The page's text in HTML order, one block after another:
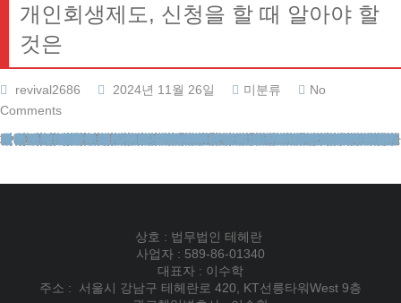
개인회생제도, 신청을 할 때 알아야 할
것은
revival2686 2024년 11월 26일 미분류
No
Comments
안녕하세요. 법무법인 테헤란입니다. 채무로 인한 고통은 단순한 금전적 어려움을 넘어 일상의 모든 영역에 깊은 상처를 남깁니다. 특히 현대 사회에서는 모바일 결제 수단의 제한이 발생하면 정상적인 생활 자체가 어려워질 수 있습니다. 이러한 상황에서 법적 절차를 통한 재기의 기회를 제공하는 개인회생제도는 많은 이들에게 희망이 되고 있습니다. 개인회생제도신청 채무 상환 독촉에서 벗어나 새로운 시작을 준비할 수 있는 이 제도는, 36개월에서 60개월 동안 성실하게 변제를 이행하면 남은 채무를 해소할 수 있는 기회를 제공합니다.
디지털 금융시대의 계좌 제한과 그 해결방안
현대인의 일상에서 전자 결제 수단은 필수품이 되었습니다. 현금 없는 사회로 빠르게 전환되는 가운데, 연결 계좌에 제한 조치가 이루어지면 온라인 쇼핑은 물론 대중교통 이용까지 제약을 받게 됩니다. 더구나 급여 계좌가 제한되면 정상적인 경제활동 자체가 불가능해질 수 있습니다. 이러한 상황에서 법원의 보호를 받으며 체계적으로 채무를 정리할 수 있는 채무조정 절차의 중요성이 더욱 부각되고 있습니다.
재무상태 개선을 위한 합법적 방안
법원의 채무조정 절차는 채무자의 미래를 보호하면서도 채권자의 권리도 존중하는 균형 잡힌 해결책을 제시합니다. 심사 개시와 동시에 발령되는 중지명령으로 채권자의 추심 행위가 즉시 중단되며, 인가 결정 이후에는 기존의 제한 조치들도 해소될 수 있습니다. 이 과정에서 원금의 상당 부분과 이자가 조정되어 실질적인 부담 경감이 이루어집니다.
개인회생제도를 통해 조정된 채무는 소득에 맞는 적정 수준으로 재조정되어, 정상적인 사회생활을 유지하면서도 단계적으로 해결해 나갈 수 있습니다. 특히 주목할 점은 미래의 소득으로 현재의 채무를 해결할 수 있다는 것입니다. 개인회생제도신청 안정적인 수입만 있다면, 과거의 실수나 불가피한 사정으로 인한 채무 문제를 법적 테두리 안에서 해결할 수 있습니다.
채무조정 신청시 핵심 고려사항
신청 과정에서 가장 중요한 것은 모든 채권채무 관계를 빠짐없이 파악하는 것입니다. 특히 보증사 관련 사항은 절대 간과해서는 안 됩니다. 대부분의 금융회사들은 대출 시 보증기관을 통해 위험을 관리하는데, 이들을 채권자 명단에서 누락하면 심각한 후유증이 발생할 수 있습니다. 채무조정 절차가 완료된 후에도 보증사로부터 별도의 청구를 받을 수 있어, 처음부터 모든 관계자를 포함하여 진행하는 것이 필수적입니다.
또한 정기적인 수입을 증명할 수 있는 자료, 재산 상태를 입증할 수 있는 서류, 채무 발생 경위에 대한 소명 자료 등을 체계적으로 준비해야 합니다. 이러한 자료들은 법원의 심사 과정에서 중요한 판단 기준이 되며, 인가 가능성을 높이는 핵심 요소가 됩니다.
법원 심사 과정의 이해
채무조정 신청이 접수되면 법원은 엄격한 심사를 진행합니다. 안정적인 수입원의 존재 여부, 보유 자산의 가치 평가, 실질적인 변제 능력 등을 종합적으로 검토하여 인가 여부를 결정합니다. 이 과정에서 수차례의 서류 보완이 요구될 수 있으며, 법률 전문가의 조력 없이는 원활한 진행이 어려울 수 있습니다.
심사 과정에서는 채무자의 성실성도 중요한 판단 기준이 됩니다. 과거 채무 발생의 원인, 상환을 위한 노력 여부, 현재의 생활 태도 등이 종합적으로 고려되므로, 이에 대한 충분한 준비와 소명이 필요합니다. 개인회생제도의 취지는 성실하지만 불운한 채무자에게 재기의 기회를 제공하는 것이므로, 이러한 제도의 본질을 잘 이해하고 접근하는 것이 중요합니다.
법무법인 테헤란은 의뢰인의 상황에 맞는 최적의 해결책을 제시합니다. 복잡한 법적 절차와 서류 작업을 체계적으로 지원하여, 개인회생제도신청 의뢰인께서는 새로운 시작을 위한 준비에만 집중하실 수 있습니다. 채무조정에 대한 올바른 이해와 적절한 활용은 재정적 어려움을 극복하는 핵심 열쇠가 될 것입니다.
현재의 어려움은 일시적입니다. 저희 법무법인과 함께라면 재기를 위한 확실한 길을 찾으실 수 있습니다. 개인회생제도를 통한 합법적이고 안전한 채무 조정으로, 의뢰인께서는 건강한 금융 생활로 돌아가실 수 있습니다. 지금 바로 변화의 첫걸음을 시작하시기 바랍니다.
법무법인테헤란 형사전문변호사 성범죄변호사 마약변호사
이혼전문변호사 상속변호사 개인회생신용회복 전세사기변호사
부동산변호사 간편소송 법인등기 지식재산권 기업법무 음주운전변호사
교통사건 개명호적 피해자상담 학교폭력변호사 외국인출입국
재산범죄변호사 법률칼럼 법률사례 로펌후기 법무법인후기 성범죄변호사
성범죄전문변호사 성범죄변호사선임비용 성범죄변호사상담
강제추행변호사 강제추행전문변호사 성추행변호사 성추행전문변호사
성폭행전문변호사 성범죄전문법무법인 지하철성추행
카메라등이용촬영죄 카촬죄 이혼상담 무료이혼상담 재산분할소송 이혼전문변호사
이혼변호사 이혼시재산분할 이혼절차서류 협의이혼재산분할
사실혼재산분할 혼인빙자간음죄 대구이혼전문변호사 이혼변호사비용
유책배우자이혼소송 상간녀소송비용 이혼후재산분할 이혼소송위자료
이혼재산분할 황혼이혼 상간녀위자료소송 성년후견
도박빚개인회생 개인회생절차 개인회생변호사 채무조정제도 대전개인회생
개인회생파산 개인회생비용 개인회생단점 개인회생보정권고 채무통합
개인회생신청 카드값연체 회생신청
상호 : 법무법인 테헤란
사업자 : 589-86-01340
대표자 : 이수학
주소 : 서울시 강남구 테헤란로 420, KT선릉타워West 9층